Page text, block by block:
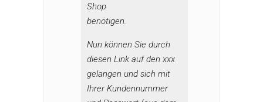
Shop
benötigen.
Nun können Sie durch
diesen Link auf den xxx
gelangen und sich mit
Ihrer Kundennummer